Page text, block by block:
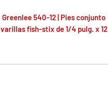
Greenlee 540-12 | Pies conjunto
varillas fish-stix de 1/4 pulg. x 12